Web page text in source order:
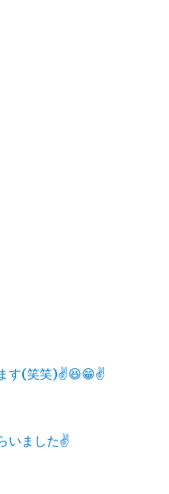
す(笑笑)✌️😆😁✌️
いました✌️